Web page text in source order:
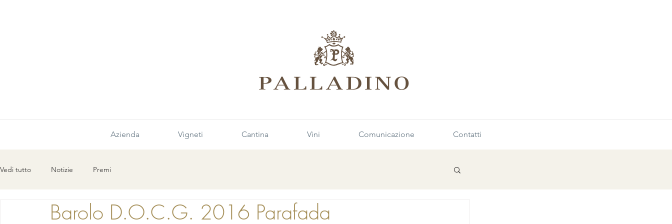
Azienda Vigneti Cantina Vini Comunicazione Contatti
Vedi tutto Notizie Premi
Barolo D.O.C.G. 2016 Parafada